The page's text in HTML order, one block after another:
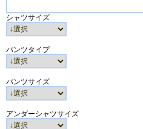
シャツサイズ
パンツタイプ
パンツサイズ
アンダーシャツサイズ